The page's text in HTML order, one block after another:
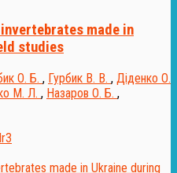
made in
studies
О. Б. , Гурбик В. В. , Діденко О.
М. Л. , Назаров О. Б. ,